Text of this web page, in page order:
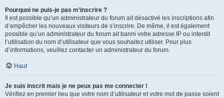
Pourquoi ne puis-je pas m’inscrire ?
Il est possible qu’un administrateur du forum ait désactivé les inscriptions afin
d’empêcher les nouveaux visiteurs de s’inscrire. De même, il est également
possible qu’un administrateur du forum ait banni votre adresse IP ou interdit
l’utilisation du nom d’utilisateur que vous souhaitez utiliser. Pour plus
d’informations, veuillez contacter un administrateur du forum.
Haut
Je suis inscrit mais je ne peux pas me connecter !
Vérifiez en premier lieu que votre nom d’utilisateur et votre mot de passe soient